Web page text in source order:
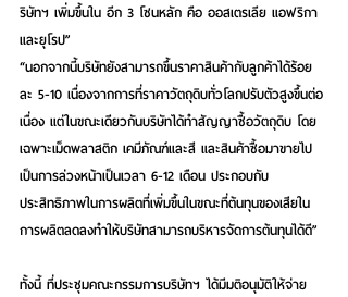
ริษัทฯ เพิ่มขึ้นใน อีก 3 โซนหลัก คือ ออสเตรเลีย แอฟริกา
และยุโรป”
“นอกจากนี้บริษัทยังสามารถขึ้นราคาสินค้ากับลูกค้าได้ร้อย
ละ 5-10 เนื่องจากการที่ราคาวัตถุดิบทั่วโลกปรับตัวสูงขึ้นต่อ
เนื่อง แต่ในขณะเดียวกันบริษัทได้ทำสัญญาซื้อวัตถุดิบ โดย
เฉพาะเม็ดพลาสติก เคมีภัณฑ์และสี และสินค้าซื้อมาขายไป
เป็นการล่วงหน้าเป็นเวลา 6-12 เดือน ประกอบกับ
ประสิทธิภาพในการผลิตที่เพิ่มขึ้นในขณะที่ต้นทุนของเสียใน
การผลิตลดลงทำให้บริษัทสามารถบริหารจัดการต้นทุนได้ดี”
ทั้งนี้ ที่ประชุมคณะกรรมการบริษัทฯ ได้มีมติอนุมัติให้จ่าย